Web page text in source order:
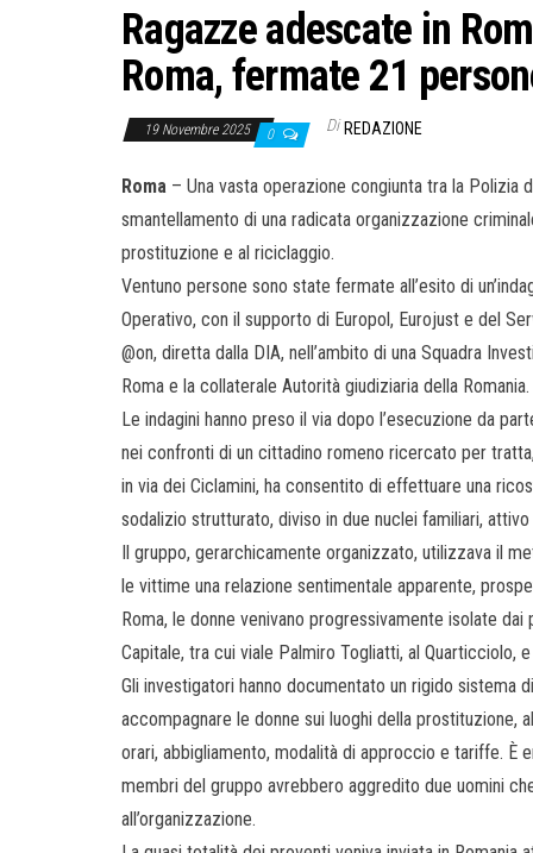
Ragazze adescate in
Roma, fermate 21
19 Novembre 2025 0 Di REDAZIONE
Roma – Una vasta operazione congiunta tra la Polizia
smantellamento di una radicata organizzazione
prostituzione e al riciclaggio.
Ventuno persone sono state fermate all’esito di
Operativo, con il supporto di Europol, Eurojust e del
@on, diretta dalla DIA, nell’ambito di una Squadra
Roma e la collaterale Autorità giudiziaria della Romania.
Le indagini hanno preso il via dopo l’esecuzione da
nei confronti di un cittadino romeno ricercato per
in via dei Ciclamini, ha consentito di effettuare una
sodalizio strutturato, diviso in due nuclei familiari,
Il gruppo, gerarchicamente organizzato, utilizzava il
le vittime una relazione sentimentale apparente,
Roma, le donne venivano progressivamente isolate
Capitale, tra cui viale Palmiro Togliatti, al Quarticciolo, e
Gli investigatori hanno documentato un rigido sistema
accompagnare le donne sui luoghi della prostituzione,
orari, abbigliamento, modalità di approccio e tariffe. È
membri del gruppo avrebbero aggredito due uomini
all’organizzazione.